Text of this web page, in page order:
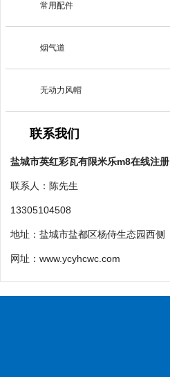
常用配件
烟气道
无动力风帽
联系我们
盐城市英红彩瓦有限米乐m8在线注册
联系人：陈先生
13305104508
地址：盐城市盐都区杨侍生态园西侧
网址： www.ycyhcwc.com